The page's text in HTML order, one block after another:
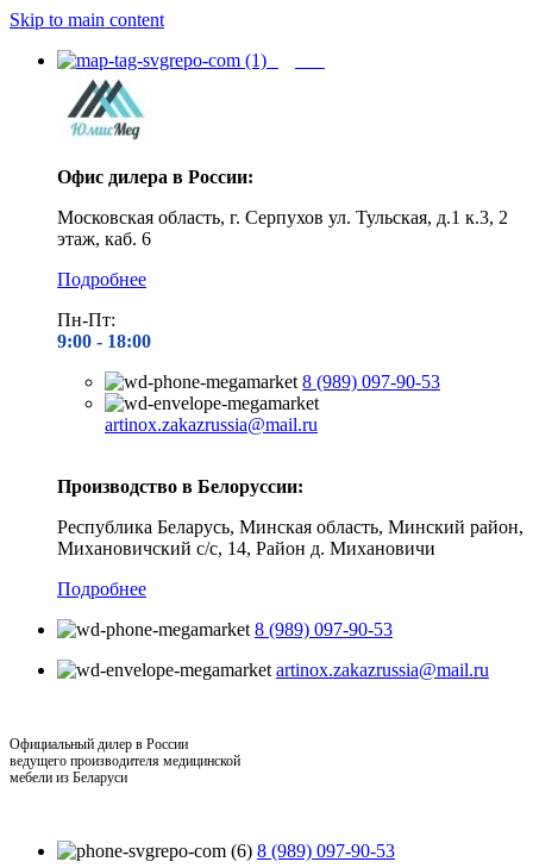
Skip to main content
Офис дилера в России:
Московская область, г. Серпухов ул. Тульская, д.1 к.3, 2
этаж, каб. 6
Подробнее
Пн-Пт:
9:00 - 18:00
8 (989) 097-90-53
artinox.zakazrussia@mail.ru
Производство в Белоруссии:
Республика Беларусь, Минская область, Минский район,
Михановичский с/с, 14, Район д. Михановичи
Подробнее
8 (989) 097-90-53
artinox.zakazrussia@mail.ru
Официальный дилер в России
ведущего производителя медицинской
мебели из Беларуси
8 (989) 097-90-53